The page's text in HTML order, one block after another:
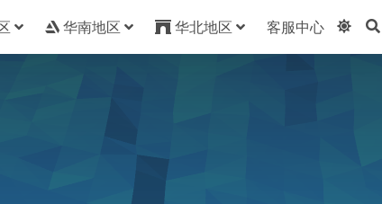
华南地区 华北地区 客服中心